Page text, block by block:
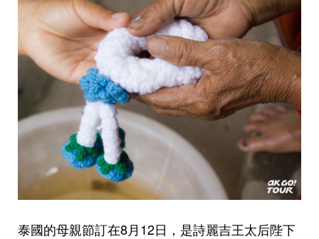
泰國的母親節訂在8月12日，是詩麗吉王太后陛下